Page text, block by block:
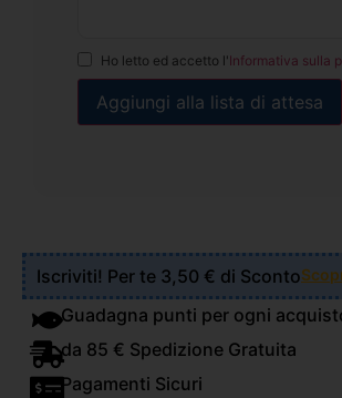
Ho letto ed accetto l'Informativa sulla
Iscriviti! Per te 3,50 € di Sconto
Guadagna punti per ogni
da 85 € Spedizione Gratuita
Pagamenti Sicuri